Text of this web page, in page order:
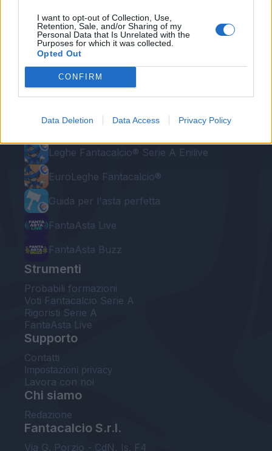
I want to opt-out of Collection, Use,
Retention, Sale, and/or Sharing of my
Personal Data that Is Unrelated with the
Purposes for which it was collected.
Opted Out
CONFIRM
Data Deletion Data Access Privacy Policy
Fantacalcio® Serie A Enilive
Leghe Fantacalcio® Serie A Enilive
EuroLeghe Fantacalcio®
Guida per l'asta perfetta
FantaAsta Live
FantaAsta Buzz
Strumenti
Probabili formazioni
Voti Fantacalcio Serie A
Rigoristi Serie A
FantaAsta Live
Supporto
Contatti
Impostazioni privacy
Lavora con noi
Chi siamo
Redazione
Fantacalcio S.r.l.
Via G. Porzio - CdN, Is. F4